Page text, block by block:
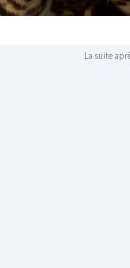
La suite